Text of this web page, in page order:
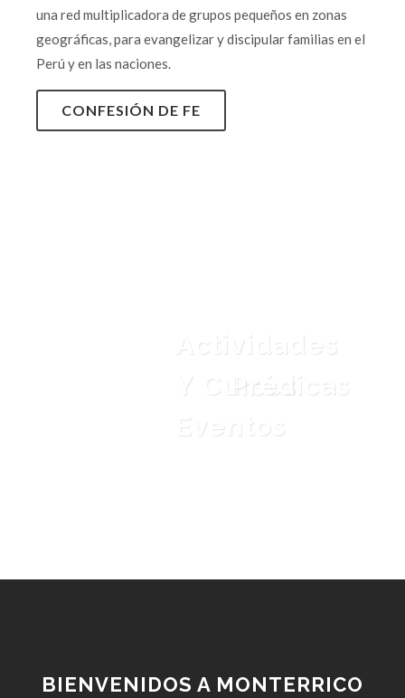
una red multiplicadora de grupos pequeños en zonas
geográficas, para evangelizar y discipular familias en el
Perú y en las naciones.
CONFESIÓN DE FE
Actividades
Y
Eventos
Cursos
Prédicas
BIENVENIDOS A MONTERRICO